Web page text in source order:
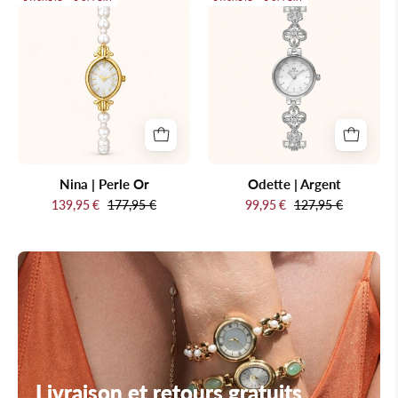
|
Perle
Or
Nina | Perle Or
139,95 € 177,95 €
|
Argent
Odette | Argent
99,95 € 127,95 €
Livraison et retours gratuits